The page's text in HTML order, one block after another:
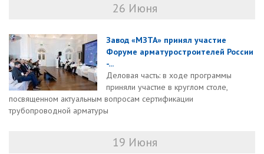
26 Июня
Завод «МЗТА» принял участие
Форуме арматуростроителей России
-...
Деловая часть: в ходе программы
приняли участие в круглом столе,
посвященном актуальным вопросам сертификации
трубопроводной арматуры
19 Июня